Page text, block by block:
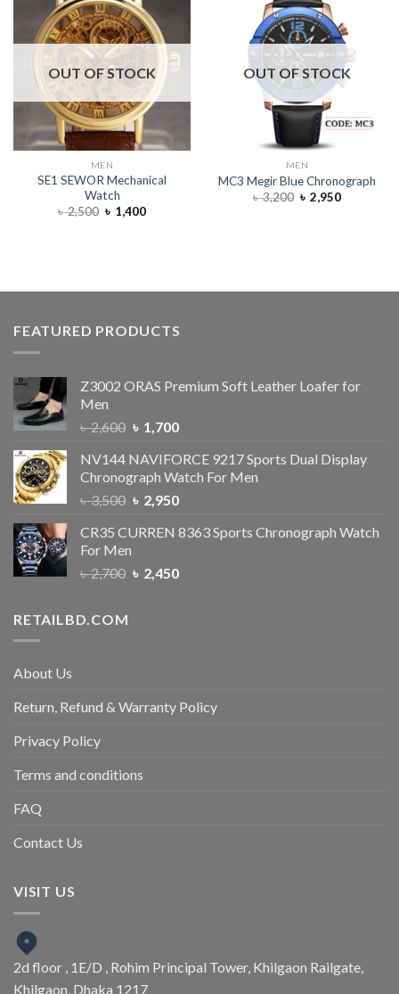
OUT OF STOCK
MEN
SE1 SEWOR Mechanical
Watch
৳2,500 ৳ 1,400
OUT OF STOCK
MEN
MC3 Megir Blue Chronograph
৳3,200 ৳ 2,950
FEATURED PRODUCTS
Z3002 ORAS Premium Soft Leather Loafer for
Men
৳2,600 ৳ 1,700
NV144 NAVIFORCE 9217 Sports Dual Display
Chronograph Watch For Men
৳3,500 ৳ 2,950
CR35 CURREN 8363 Sports Chronograph Watch
For Men
৳2,700 ৳ 2,450
RETAILBD.COM
About Us
Return, Refund & Warranty Policy
Privacy Policy
Terms and conditions
FAQ
Contact Us
VISIT US
2d floor , 1E/D , Rohim Principal Tower, Khilgaon Railgate,
Khilgaon, Dhaka 1217